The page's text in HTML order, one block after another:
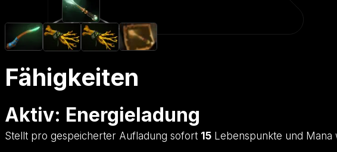
Fähigkeiten
Aktiv: Energieladung
Stellt pro gespeicherter Aufladung sofort 15 Lebenspunkte und Mana